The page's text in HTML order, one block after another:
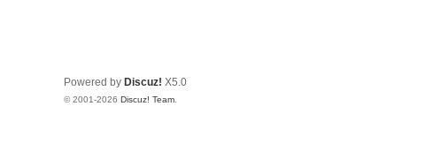
Powered by Discuz! X5.0
© 2001-2026 Discuz! Team